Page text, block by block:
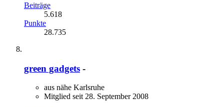
Beiträge
5.618
Punkte
28.735
green gadgets -
aus nähe Karlsruhe
Mitglied seit 28. September 2008